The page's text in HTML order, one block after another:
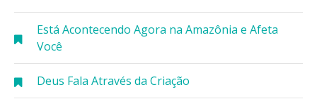
Está Acontecendo Agora na Amazônia e Afeta
Você
Deus Fala Através da Criação